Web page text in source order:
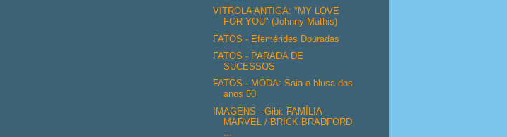
VITROLA ANTIGA: "MY LOVE
FOR YOU" (Johnny Mathis)
FATOS - Efemérides Douradas
FATOS - PARADA DE
SUCESSOS
FATOS - MODA: Saia e blusa dos
anos 50
IMAGENS - Gibi: FAMÍLIA
MARVEL / BRICK BRADFORD
...